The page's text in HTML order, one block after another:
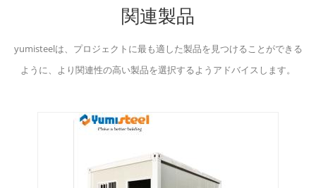
関連製品
yumisteelは、プロジェクトに最も適した製品を見つけることができる
ように、より関連性の高い製品を選択するようアドバイスします。